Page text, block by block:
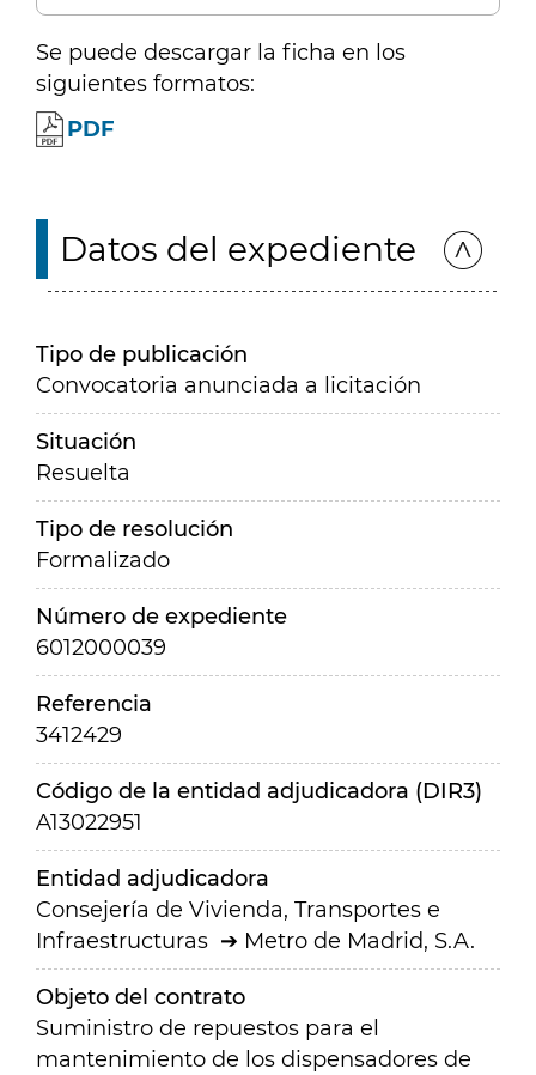
Se puede descargar la ficha en los
siguientes formatos:
PDF
Datos del expediente
Tipo de publicación
Convocatoria anunciada a licitación
Situación
Resuelta
Tipo de resolución
Formalizado
Número de expediente
6012000039
Referencia
3412429
Código de la entidad adjudicadora (DIR3)
A13022951
Entidad adjudicadora
Consejería de Vivienda, Transportes e
Infraestructuras
Metro de Madrid, S.A.
Objeto del contrato
Suministro de repuestos para el
mantenimiento de los dispensadores de